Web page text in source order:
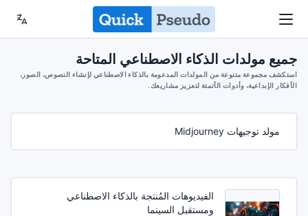
جميع مولدات الذكاء الاصطناعي المتاحة
استكشف مجموعة متنوعة من المولدات المدعومة بالذكاء الاصطناعي لإنشاء النصوص، الصور،
الأفكار الإبداعية، وأدوات الأتمتة لتعزيز مشاريعك.
مولد توجيهات Midjourney
الفيديوهات المُنتجة بالذكاء الاصطناعي
ومستقبل السينما